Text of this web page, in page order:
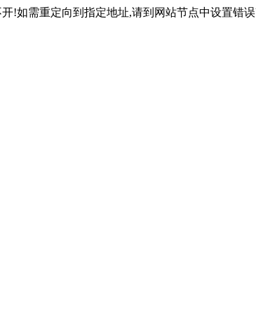
!如需重定向到指定地址,请到网站节点中设置错